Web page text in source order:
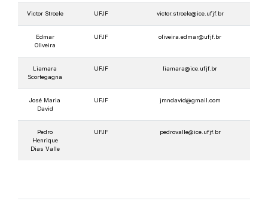
Victor Stroele UFJF victor.stroele@ice.ufjf.br
Edmar
Oliveira
UFJF oliveira.edmar@ufjf.br
Liamara
Scortegagna
UFJF liamara@ice.ufjf.br
José Maria
David
UFJF jmndavid@gmail.com
Pedro
Henrique
Dias Valle
UFJF pedrovalle@ice.ufjf.br